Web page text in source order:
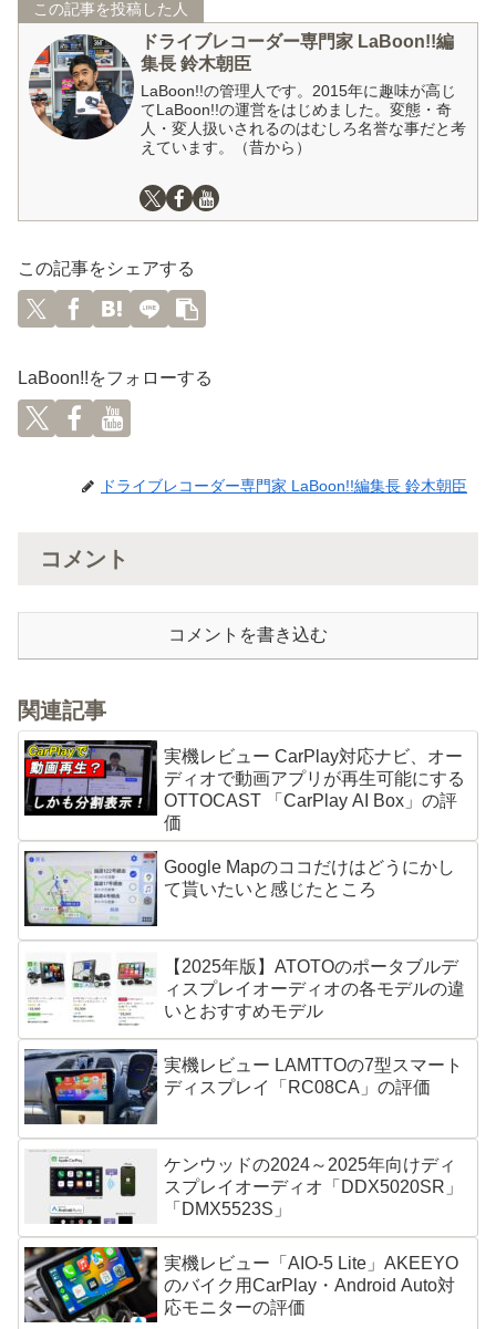
この記事を投稿した人
ドライブレコーダー専門家 LaBoon!!編
集長 鈴木朝臣
LaBoon!!の管理人です。2015年に趣味が高じ
てLaBoon!!の運営をはじめました。変態・奇
人・変人扱いされるのはむしろ名誉な事だと考
えています。（昔から）
この記事をシェアする
LaBoon!!をフォローする
ドライブレコーダー専門家 LaBoon!!編集長 鈴木朝臣
コメント
コメントを書き込む
関連記事
実機レビュー CarPlay対応ナビ、オー
ディオで動画アプリが再生可能にする
OTTOCAST 「CarPlay AI Box」の評
価
Google Mapのココだけはどうにかし
て貰いたいと感じたところ
【2025年版】ATOTOのポータブルデ
ィスプレイオーディオの各モデルの違
いとおすすめモデル
実機レビュー LAMTTOの7型スマート
ディスプレイ「RC08CA」の評価
ケンウッドの2024～2025年向けディ
スプレイオーディオ「DDX5020SR」
「DMX5523S」
実機レビュー「AIO-5 Lite」AKEEYO
のバイク用CarPlay・Android Auto対
応モニターの評価